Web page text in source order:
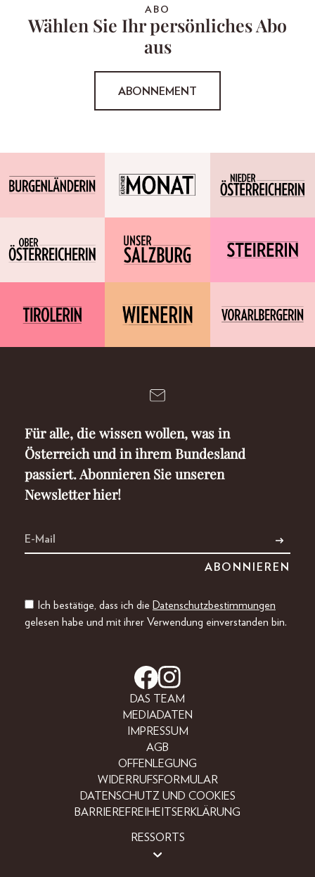
ABO
Wählen Sie Ihr persönliches Abo
aus
ABONNEMENT
Für alle, die wissen wollen, was in
Österreich und in ihrem Bundesland
passiert. Abonnieren Sie unseren
Newsletter hier!
Ich bestätige, dass ich die Datenschutzbestimmungen
gelesen habe und mit ihrer Verwendung einverstanden bin.
DAS TEAM
MEDIADATEN
IMPRESSUM
AGB
OFFENLEGUNG
WIDERRUFSFORMULAR
DATENSCHUTZ UND COOKIES
BARRIEREFREIHEITSERKLÄRUNG
RESSORTS